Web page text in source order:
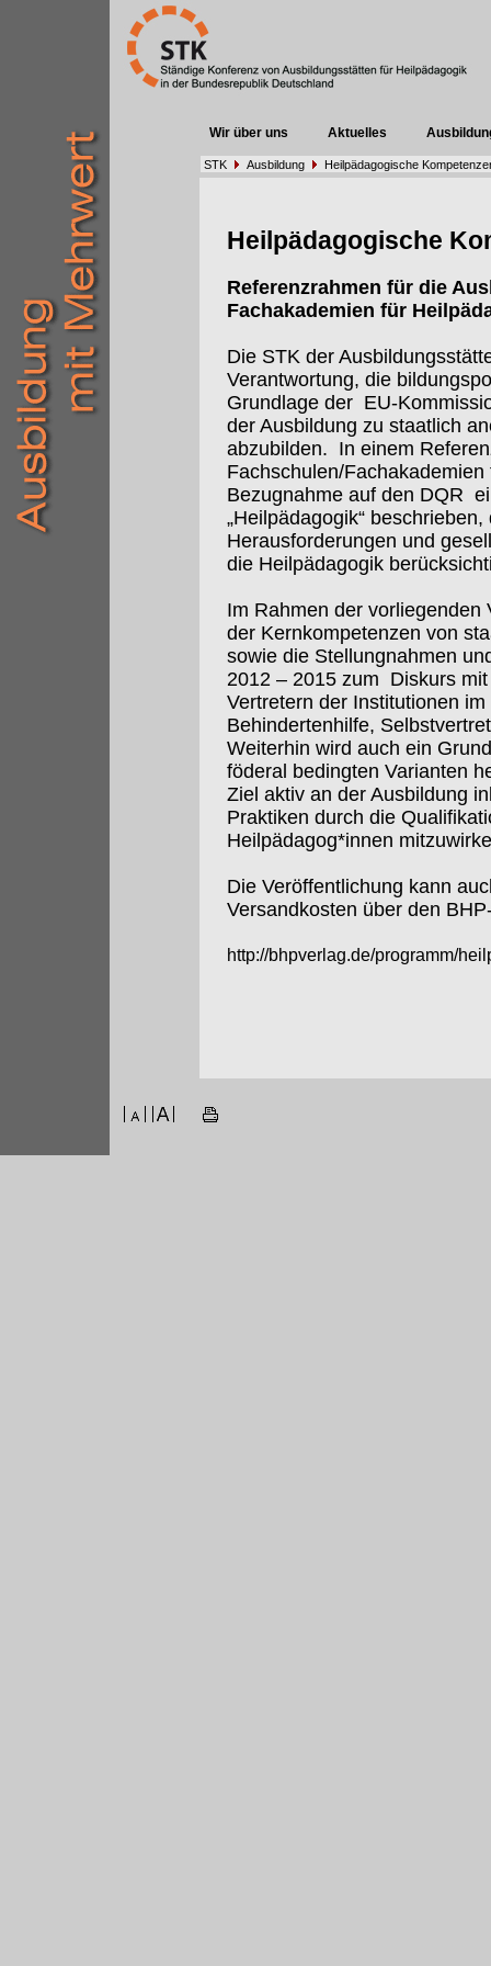
Wir über uns Aktuelles
STK Ausbildung Heilpädagogische
Heilpädagogische
Referenzrahmen für die
Fachakademien für
Die STK der
Verantwortung, die
Grundlage der EU-
der Ausbildung zu staatlich
abzubilden. In einem
Fachschulen/
Bezugnahme auf den DQR
„Heilpädagogik“
Herausforderungen und
die Heilpädagogik
Im Rahmen der
der Kernkompetenzen von
sowie die Stellungnahmen
2012 – 2015 zum Diskurs
Vertretern der Institutionen
Behindertenhilfe,
Weiterhin wird auch ein
föderal bedingten Varianten
Ziel aktiv an der Ausbildung
Praktiken durch die
Heilpädagog*innen
Die Veröffentlichung kann
Versandkosten über den
http://bhpverlag.de/programm/